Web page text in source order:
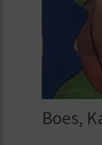
Boes,